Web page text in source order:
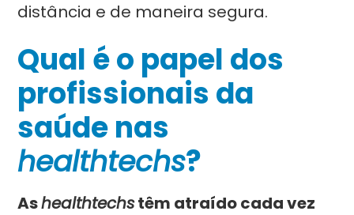
distância e de maneira segura.
Qual é o papel dos
profissionais da
saúde nas
healthtechs?
Ashealthtechstêm atraído cada vez